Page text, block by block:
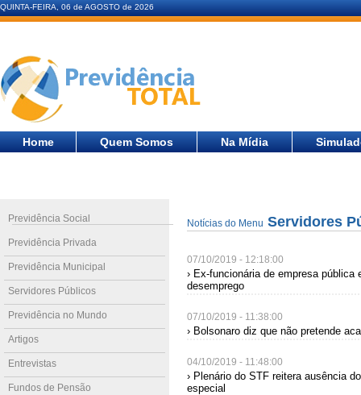
QUINTA-FEIRA, 06 de AGOSTO de 2026
Home Quem Somos Na Mídia
Previdência Social
Previdência Privada
Previdência Municipal
Servidores Públicos
Previdência no Mundo
Artigos
Entrevistas
Fundos de Pensão
Notícias do Menu Servidores
07/10/2019 - 12:18:00
› Ex-funcionária de empresa
desemprego
07/10/2019 - 11:38:00
› Bolsonaro diz que não pretende
04/10/2019 - 11:48:00
› Plenário do STF reitera ausência
especial